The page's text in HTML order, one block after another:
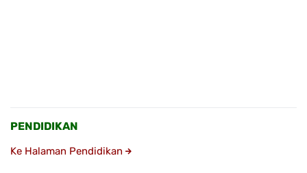
PENDIDIKAN
Ke Halaman Pendidikan